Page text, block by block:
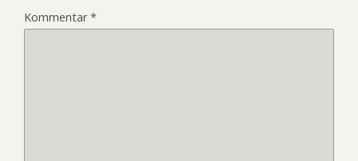
Kommentar*